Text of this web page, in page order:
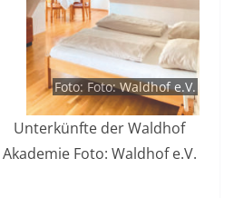
Foto: Foto: Waldhof e.V.
Unterkünfte der Waldhof
Akademie Foto: Waldhof e.V.